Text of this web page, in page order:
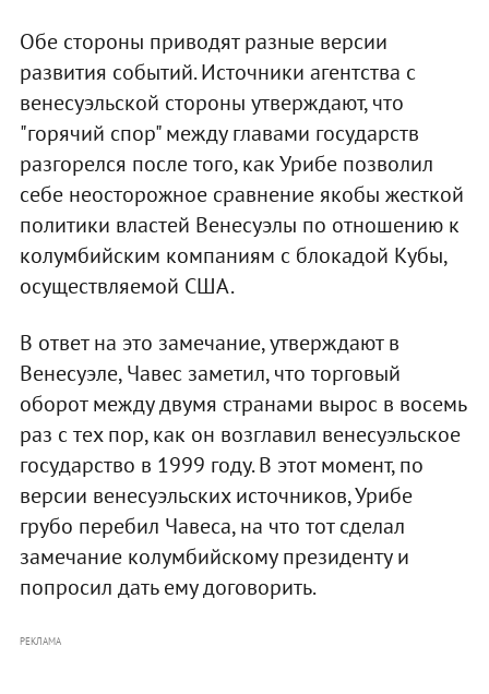
Обе стороны приводят разные версии
развития событий. Источники агентства с
венесуэльской стороны утверждают, что
"горячий спор" между главами государств
разгорелся после того, как Урибе позволил
себе неосторожное сравнение якобы жесткой
политики властей Венесуэлы по отношению к
колумбийским компаниям с блокадой Кубы,
осуществляемой США.
В ответ на это замечание, утверждают в
Венесуэле, Чавес заметил, что торговый
оборот между двумя странами вырос в восемь
раз с тех пор, как он возглавил венесуэльское
государство в 1999 году. В этот момент, по
версии венесуэльских источников, Урибе
грубо перебил Чавеса, на что тот сделал
замечание колумбийскому президенту и
попросил дать ему договорить.
РЕКЛАМА